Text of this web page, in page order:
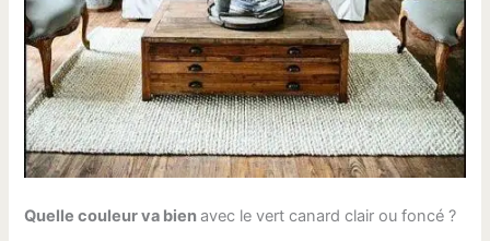
Quelle couleur va bienavec le vert canard clair ou foncé ?